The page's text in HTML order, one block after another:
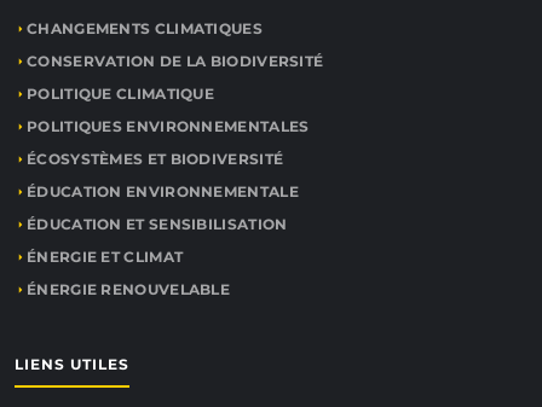
CHANGEMENTS CLIMATIQUES
CONSERVATION DE LA BIODIVERSITÉ
POLITIQUE CLIMATIQUE
POLITIQUES ENVIRONNEMENTALES
ÉCOSYSTÈMES ET BIODIVERSITÉ
ÉDUCATION ENVIRONNEMENTALE
ÉDUCATION ET SENSIBILISATION
ÉNERGIE ET CLIMAT
ÉNERGIE RENOUVELABLE
LIENS UTILES